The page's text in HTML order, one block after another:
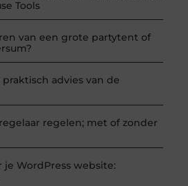
Tools
van een grote partytent of
advies van de
regelen; met of zonder
je WordPress website: